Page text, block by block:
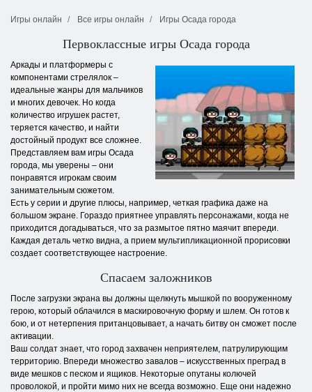
Игры онлайн Все игры онлайн Игры Осада города
Первоклассные игры Осада города
Аркады и платформеры с
компонентами стрелялок –
идеальные жанры для мальчиков
и многих девочек. Но когда
количество игрушек растет,
теряется качество, и найти
достойный продукт все сложнее.
Представляем вам игры Осада
города, мы уверены – они
понравятся игрокам своим
занимательным сюжетом.
Есть у серии и другие плюсы, например, четкая графика даже на
большом экране. Гораздо приятнее управлять персонажами, когда не
приходится догадываться, что за размытое пятно маячит впереди.
Каждая деталь четко видна, а прием мультипликационной прорисовки
создает соответствующее настроение.
Спасаем заложников
После загрузки экрана вы должны щелкнуть мышкой по вооруженному
герою, который облачился в маскировочную форму и шлем. Он готов к
бою, и от нетерпения пританцовывает, а начать битву он сможет после
активации.
Ваш солдат знает, что город захвачен неприятелем, патрулирующим
территорию. Впереди множество завалов – искусственных преград в
виде мешков с песком и ящиков. Некоторые опутаны колючей
проволокой, и пройти мимо них не всегда возможно. Еще они надежно